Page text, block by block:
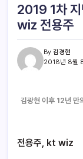
2019 1차
wiz 전용주
By 김경현
2018년 8월
김광현 이후 12년 만
전용주, kt wiz